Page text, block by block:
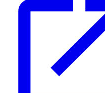
vozidlá nad 7,5t
Snežné skútre, štvorkolky